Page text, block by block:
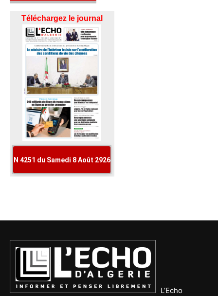
L’Echo